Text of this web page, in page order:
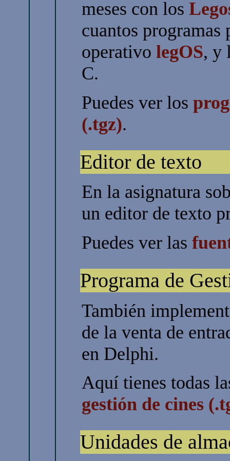
meses con los
cuantos programas
operativolegOS, y
C.
Puedes ver los
(.tgz).
Editor de texto
En la asignatura
un editor de texto
Puedes ver las
Programa de
También
de la venta de
en Delphi.
Aquí tienes todas
gestión de cines
Unidades de